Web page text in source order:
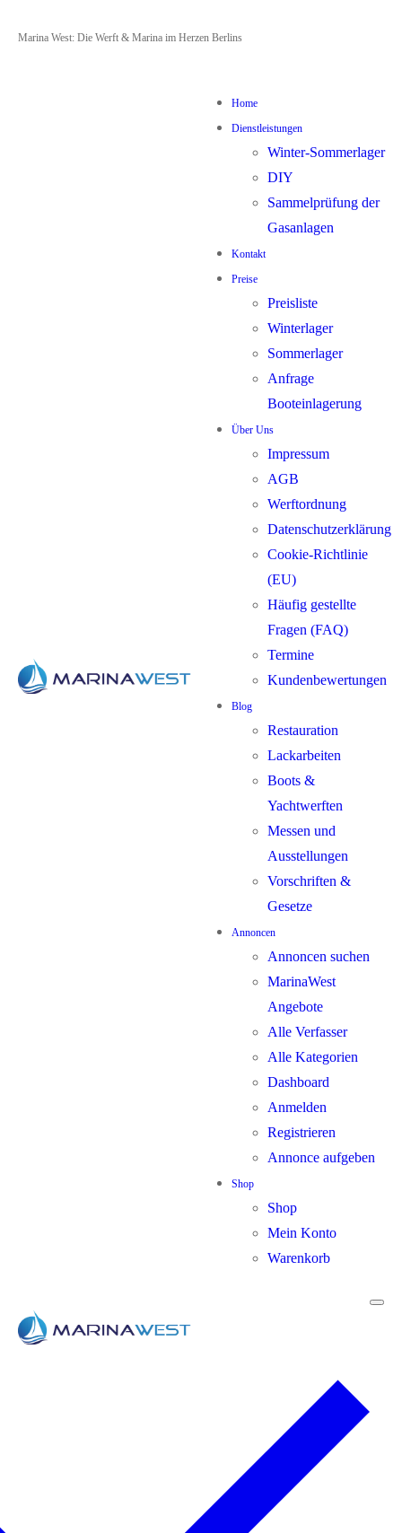
Zum
Menü
Schließen
Marina West: Die Werft & Marina im Herzen Berlins
Home
Dienstleistungen
Winter-Sommerlager
DIY
Sammelprüfung der
Gasanlagen
Kontakt
Preise
Preisliste
Winterlager
Sommerlager
Anfrage
Booteinlagerung
Über Uns
Impressum
AGB
Werftordnung
Datenschutzerklärung
Cookie-Richtlinie
(EU)
Häufig gestellte
Fragen (FAQ)
Termine
Kundenbewertungen
Blog
Restauration
Lackarbeiten
Boots &
Yachtwerften
Messen und
Ausstellungen
Vorschriften &
Gesetze
Annoncen
Annoncen suchen
MarinaWest
Angebote
Alle Verfasser
Alle Kategorien
Dashboard
Anmelden
Registrieren
Annonce aufgeben
Shop
Shop
Mein Konto
Warenkorb